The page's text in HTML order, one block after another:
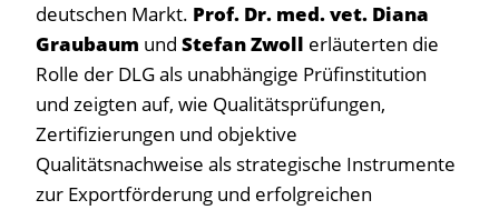
deutschen Markt. Prof. Dr. med. vet. Diana
Graubaum und Stefan Zwoll erläuterten die
Rolle der DLG als unabhängige Prüfinstitution
und zeigten auf, wie Qualitätsprüfungen,
Zertifizierungen und objektive
Qualitätsnachweise als strategische Instrumente
zur Exportförderung und erfolgreichen